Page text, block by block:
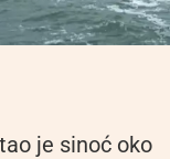
je sinoć oko